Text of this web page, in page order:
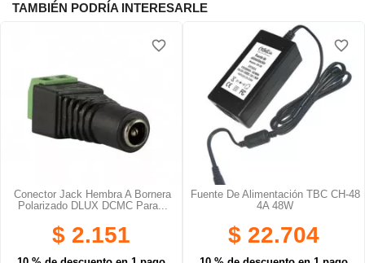
TAMBIÉN PODRÍA INTERESARLE
Conector Jack Hembra A Bornera
Polarizado DLUX DCMC Para...
$ 2.151
favorite_border
Fuente De Alimentación TBC CH-48
4A 48W
$ 22.704
favorite_border